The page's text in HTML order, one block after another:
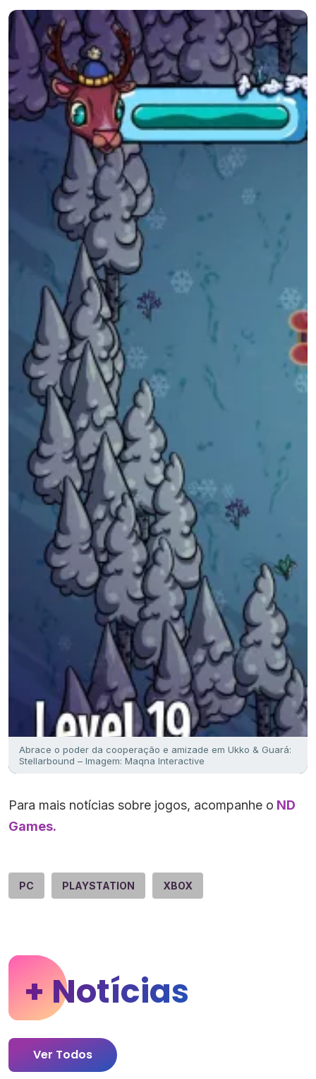
Abrace o poder da cooperação e amizade em Ukko & Guará:
Stellarbound – Imagem: Maqna Interactive
Para mais notícias sobre jogos, acompanhe o ND
Games.
PC PLAYSTATION XBOX
+ Notícias
Ver Todos